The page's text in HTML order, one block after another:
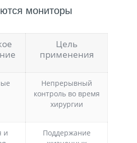
мониторы
Цель
применения
Непрерывный
контроль во время
хирургии
и
Поддержание